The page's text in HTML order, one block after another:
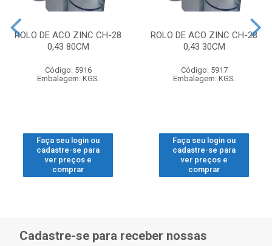
ROLO DE ACO ZINC CH-28
0,43 80CM
Código: 5916
Embalagem: KGS.
Faça seu login ou
cadastre-se para
ver preços e
comprar
ROLO DE ACO ZINC CH-28
0,43 30CM
Código: 5917
Embalagem: KGS.
Faça seu login ou
cadastre-se para
ver preços e
comprar
Cadastre-se para receber nossas